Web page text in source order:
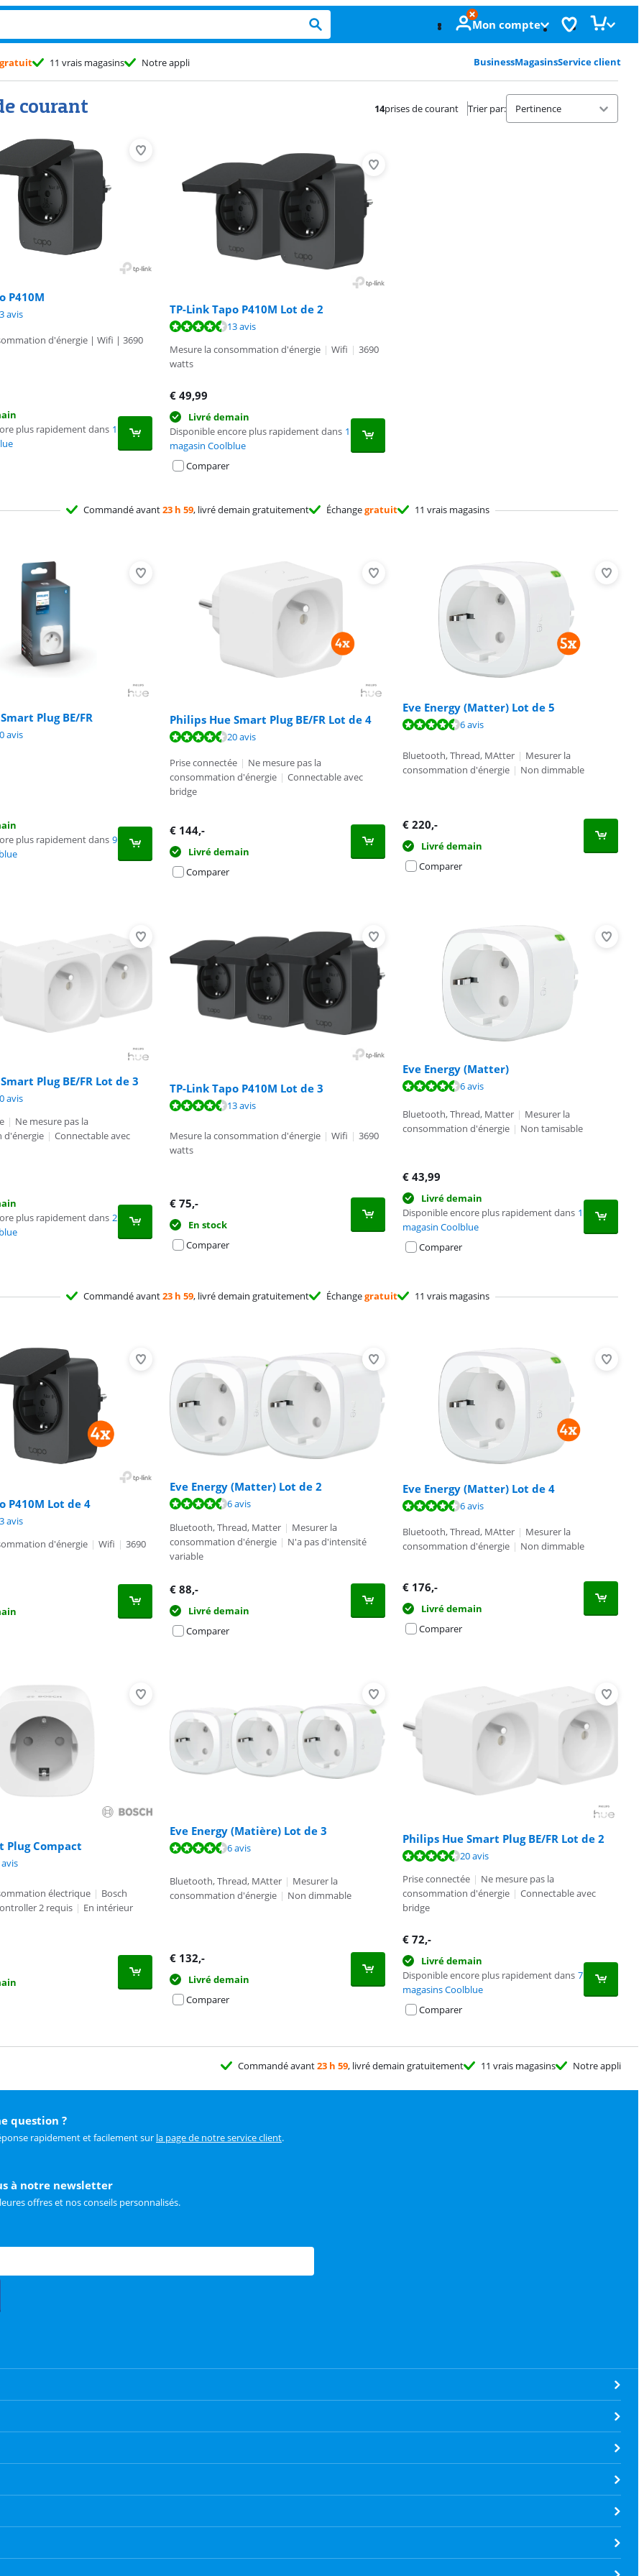
Mon compte
gratuit 11 vrais magasins Notre appli BusinessMagasinsService client
courant 14prises de courant Trier par:
P410M
sur 10, basée sur 13 avis.
avis
d'énergie | Wifi | 3690
plus rapidement dans 1
TP-Link Tapo P410M Lot de 2
13 avis
Mesure la consommation d'énergie | Wifi | 3690
watts
€ 49,99
Livré demain
Disponible encore plus rapidement dans 1
magasin Coolblue
Comparer
Commandé avant23 h 59, livré demain gratuitement Échangegratuit 11 vrais magasins
Plug BE/FR
sur 10, basée sur 20 avis.
avis
plus rapidement dans 9
Philips Hue Smart Plug BE/FR Lot de 4
sur 10, basée sur 20 avis.
20 avis
Prise connectée | Ne mesure pas la
consommation d'énergie | Connectable avec
bridge
€ 144,-
Livré demain
Comparer
Eve Energy (Matter) Lot de 5
sur 10, basée sur 6 avis. 6 avis
Bluetooth, Thread, MAtter | Mesurer la
consommation d'énergie | Non dimmable
€ 220,-
Livré demain
Comparer
Plug BE/FR Lot de 3
sur 10, basée sur 20 avis.
avis
| Ne mesure pas la
d'énergie | Connectable avec
plus rapidement dans 2
TP-Link Tapo P410M Lot de 3
sur 10, basée sur 13 avis. 13 avis
Mesure la consommation d'énergie | Wifi | 3690
watts
€ 75,-
En stock
Comparer
Eve Energy (Matter)
sur 10, basée sur 6 avis. 6 avis
Bluetooth, Thread, Matter | Mesurer la
consommation d'énergie | Non tamisable
€ 43,99
Livré demain
Disponible encore plus rapidement dans 1
magasin Coolblue
Comparer
Commandé avant23 h 59, livré demain gratuitement Échangegratuit 11 vrais magasins
P410M Lot de 4
sur 10, basée sur 13 avis.
avis
d'énergie | Wifi | 3690
Eve Energy (Matter) Lot de 2
sur 10, basée sur 6 avis.
6 avis
Bluetooth, Thread, Matter | Mesurer la
consommation d'énergie | N'a pas d'intensité
variable
€ 88,-
Livré demain
Comparer
Eve Energy (Matter) Lot de 4
sur 10, basée sur 6 avis. 6 avis
Bluetooth, Thread, MAtter | Mesurer la
consommation d'énergie | Non dimmable
€ 176,-
Livré demain
Comparer
Plug Compact
sur 10, basée sur 2 avis.
électrique | Bosch
2 requis | En intérieur
Eve Energy (Matière) Lot de 3
sur 10, basée sur 6 avis. 6 avis
Bluetooth, Thread, MAtter | Mesurer la
consommation d'énergie | Non dimmable
€ 132,-
Livré demain
Comparer
Philips Hue Smart Plug BE/FR Lot de 2
sur 10, basée sur 20 avis.
20 avis
Prise connectée | Ne mesure pas la
consommation d'énergie | Connectable avec
bridge
€ 72,-
Livré demain
Disponible encore plus rapidement dans 7
magasins Coolblue
Comparer
Commandé avant23 h 59, livré demain gratuitement 11 vrais magasins Notre appli
question ?
rapidement et facilement sur la page de notre service client.
à notre newsletter
offres et nos conseils personnalisés.